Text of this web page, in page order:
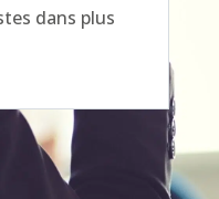
dans plus